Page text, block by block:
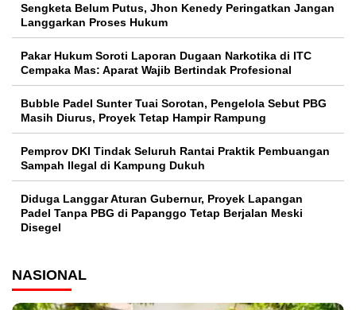
Sengketa Belum Putus, Jhon Kenedy Peringatkan Jangan
Langgarkan Proses Hukum
Pakar Hukum Soroti Laporan Dugaan Narkotika di ITC
Cempaka Mas: Aparat Wajib Bertindak Profesional
Bubble Padel Sunter Tuai Sorotan, Pengelola Sebut PBG
Masih Diurus, Proyek Tetap Hampir Rampung
Pemprov DKI Tindak Seluruh Rantai Praktik Pembuangan
Sampah Ilegal di Kampung Dukuh
Diduga Langgar Aturan Gubernur, Proyek Lapangan
Padel Tanpa PBG di Papanggo Tetap Berjalan Meski
Disegel
NASIONAL